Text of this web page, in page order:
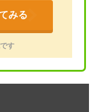
みる
す